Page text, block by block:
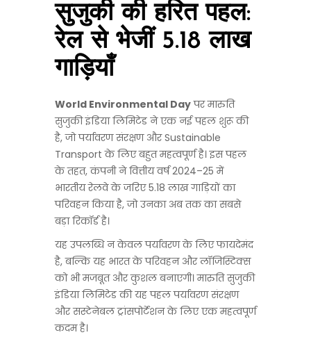
सुजुकी की हरित पहल:
रेल से भेजीं 5.18 लाख
गाड़ियाँ
World Environmental Dayपर मारुति
सुजुकी इंडिया लिमिटेड ने एक नई पहल शुरू की
है, जो पर्यावरण संरक्षण और Sustainable
Transport के लिए बहुत महत्वपूर्ण है। इस पहल
के तहत, कंपनी ने वित्तीय वर्ष 2024–25 में
भारतीय रेलवे के जरिए 5.18 लाख गाड़ियों का
परिवहन किया है, जो उनका अब तक का सबसे
बड़ा रिकॉर्ड है।
यह उपलब्धि न केवल पर्यावरण के लिए फायदेमंद
है, बल्कि यह भारत के परिवहन और लॉजिस्टिक्स
को भी मजबूत और कुशल बनाएगी। मारुति सुजुकी
इंडिया लिमिटेड की यह पहल पर्यावरण संरक्षण
और सस्टेनेबल ट्रांसपोर्टेशन के लिए एक महत्वपूर्ण
कदम है।